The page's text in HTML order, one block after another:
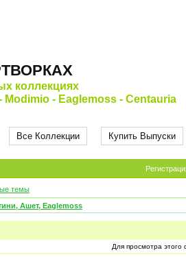
коллекциях
- Eaglemoss - Centauria
Все Коллекции Купить Выпуски
темы
Ашет, Eaglemoss
Для просмотра